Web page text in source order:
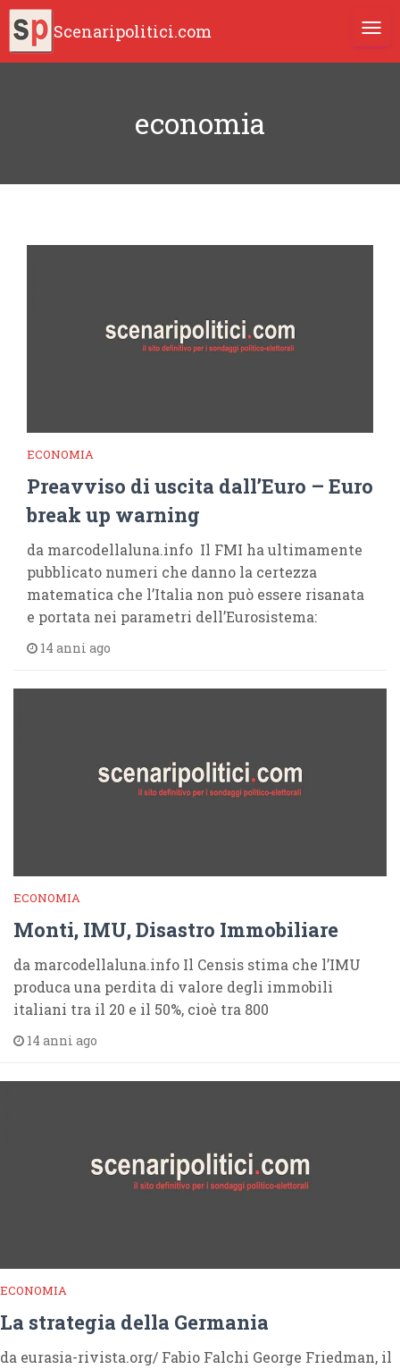
Scenaripolitici.com
economia
ECONOMIA
Preavviso di uscita dall’Euro – Euro
break up warning
da marcodellaluna.info Il FMI ha ultimamente
pubblicato numeri che danno la certezza
matematica che l’Italia non può essere risanata
e portata nei parametri dell’Eurosistema:
14 anni ago
ECONOMIA
Monti, IMU, Disastro Immobiliare
da marcodellaluna.info Il Censis stima che l’IMU
produca una perdita di valore degli immobili
italiani tra il 20 e il 50%, cioè tra 800
14 anni ago
ECONOMIA
La strategia della Germania
da eurasia-rivista.org/ Fabio Falchi George Friedman, il